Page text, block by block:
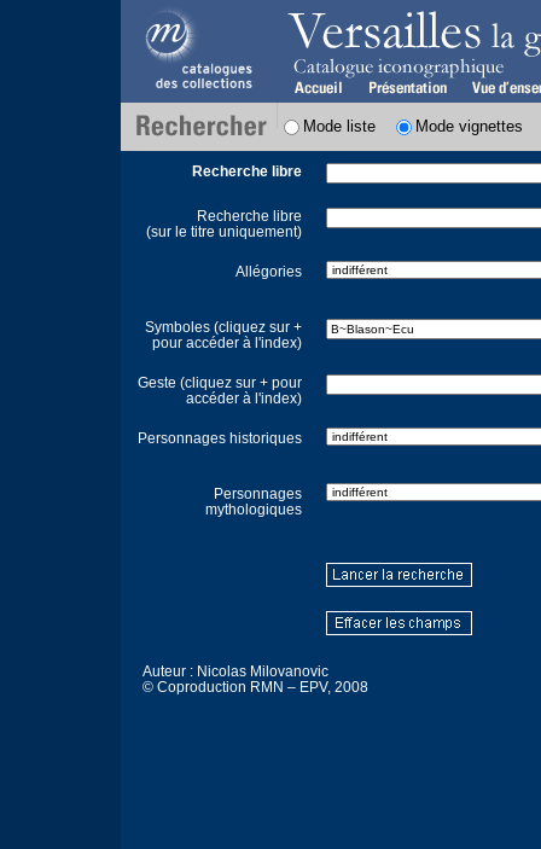
Mode liste Mode vignettes
Recherche libre
Recherche libre
(sur le titre uniquement)
Allégories
Symboles (cliquez sur +
pour accéder à l'index)
Geste (cliquez sur + pour
accéder à l'index)
Personnages historiques
Personnages
mythologiques
Auteur : Nicolas Milovanovic
© Coproduction RMN – EPV, 2008